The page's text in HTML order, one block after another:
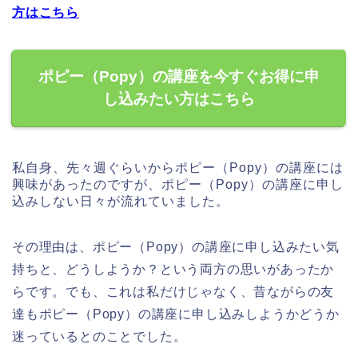
方はこちら
ポピー（Popy）の講座を今すぐお得に申
し込みたい方はこちら
私自身、先々週ぐらいからポピー（Popy）の講座には
興味があったのですが、ポピー（Popy）の講座に申し
込みしない日々が流れていました。
その理由は、ポピー（Popy）の講座に申し込みたい気
持ちと、どうしようか？という両方の思いがあったか
らです。でも、これは私だけじゃなく、昔ながらの友
達もポピー（Popy）の講座に申し込みしようかどうか
迷っているとのことでした。